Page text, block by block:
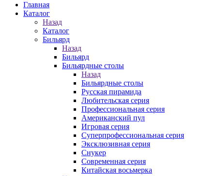
Главная
Каталог
Назад
Каталог
Бильярд
Назад
Бильярд
Бильярдные столы
Назад
Бильярдные столы
Русская пирамида
Любительская серия
Профессиональная серия
Американский пул
Игровая серия
Суперпрофессиональная серия
Эксклюзивная серия
Снукер
Современная серия
Китайская восьмерка